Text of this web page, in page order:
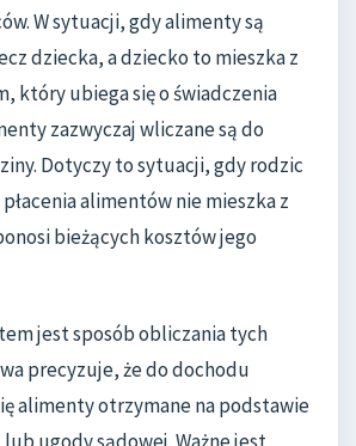
W sytuacji, gdy alimenty są
dziecka, a dziecko to mieszka z
który ubiega się o świadczenia
zazwyczaj wliczane są do
Dotyczy to sytuacji, gdy rodzic
alimentów nie mieszka z
bieżących kosztów jego
jest sposób obliczania tych
precyzuje, że do dochodu
alimenty otrzymane na podstawie